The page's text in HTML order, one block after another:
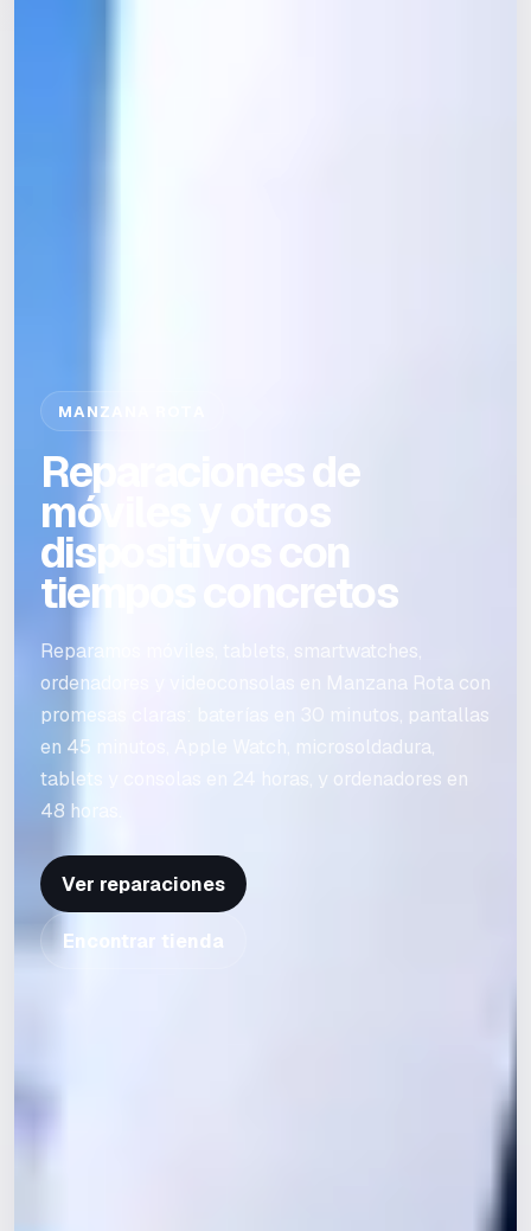
MANZANA ROTA
Reparaciones de
móviles y otros
dispositivos con
tiempos concretos
Reparamos móviles, tablets, smartwatches,
ordenadores y videoconsolas en Manzana Rota con
promesas claras: baterías en 30 minutos, pantallas
en 45 minutos, Apple Watch, microsoldadura,
tablets y consolas en 24 horas, y ordenadores en
48 horas.
Ver reparaciones
Encontrar tienda